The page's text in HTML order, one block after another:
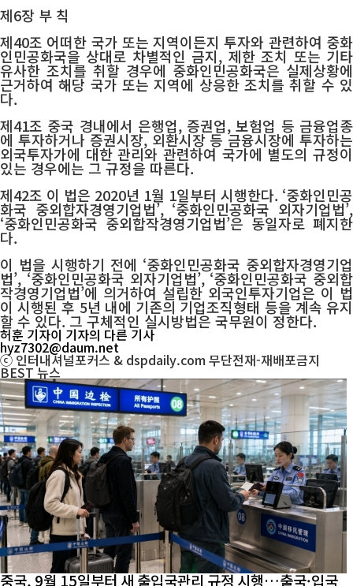
제6장 부 칙
제40조 어떠한 국가 또는 지역이든지 투자와 관련하여 중화
인민공화국을 상대로 차별적인 금지, 제한 조치 또는 기타
유사한 조치를 취할 경우에 중화인민공화국은 실제상황에
근거하여 해당 국가 또는 지역에 상응한 조치를 취할 수 있
다.
제41조 중국 경내에서 은행업, 증권업, 보험업 등 금융업종
에 투자하거나 증권시장, 외환시장 등 금융시장에 투자하는
외국투자가에 대한 관리와 관련하여 국가에 별도의 규정이
있는 경우에는 그 규정을 따른다.
제42조 이 법은 2020년 1월 1일부터 시행한다. ‘중화인민공
화국 중외합자경영기업법’, ‘중화인민공화국 외자기업법’,
‘중화인민공화국 중외합작경영기업법’은 동일자로 폐지한
다.
이 법을 시행하기 전에 ‘중화인민공화국 중외합자경영기업
법’, ‘중화인민공화국 외자기업법’, ‘중화인민공화국 중외합
작경영기업법’에 의거하여 설립한 외국인투자기업은 이 법
이 시행된 후 5년 내에 기존의 기업조직형태 등을 계속 유지
할 수 있다. 그 구체적인 실시방법은 국무원이 정한다.
허훈 기자이 기자의 다른 기사
hyz7302@daum.net
ⓒ 인터내셔널포커스 & dspdaily.com 무단전재-재배포금지
BEST뉴스
중국, 9월 15일부터 새 출입국관리 규정 시행…출국·입국